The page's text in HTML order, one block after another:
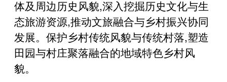
体及周边历史风貌,深入挖掘历史文化与生
态旅游资源,推动文旅融合与乡村振兴协同
发展。保护乡村传统风貌与传统村落,塑造
田园与村庄聚落融合的地域特色乡村风
貌。